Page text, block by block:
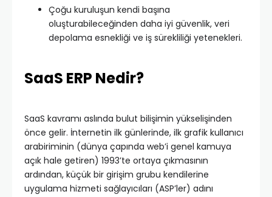
Çoğu kuruluşun kendi başına
oluşturabileceğinden daha iyi güvenlik, veri
depolama esnekliği ve iş sürekliliği yetenekleri.
SaaS ERP Nedir?
SaaS kavramı aslında bulut bilişimin yükselişinden
önce gelir. İnternetin ilk günlerinde, ilk grafik kullanıcı
arabiriminin (dünya çapında web’i genel kamuya
açık hale getiren) 1993’te ortaya çıkmasının
ardından, küçük bir girişim grubu kendilerine
uygulama hizmeti sağlayıcıları (ASP’ler) adını